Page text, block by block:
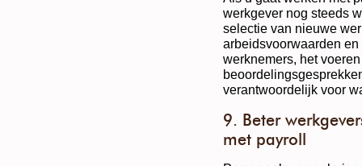
werkgever nog steeds
selectie van nieuwe
arbeidsvoorwaarden
werknemers, het
verantwoordelijk voor
9. Beter
met payroll